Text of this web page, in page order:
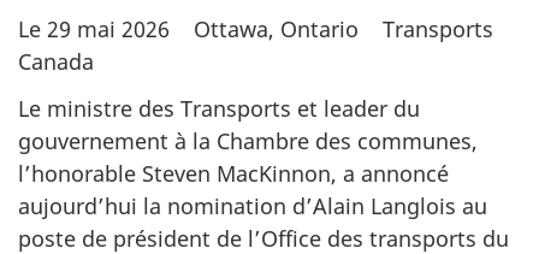
Le 29 mai 2026 Ottawa, Ontario Transports
Canada
Le ministre des Transports et leader du
gouvernement à la Chambre des communes,
l’honorable Steven MacKinnon, a annoncé
aujourd’hui la nomination d’Alain Langlois au
poste de président de l’Office des transports du